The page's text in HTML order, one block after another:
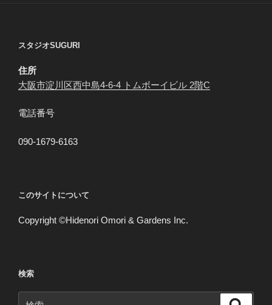
ジ
送
り
スタジオSUGURI
住所
大阪市淀川区西中島4-6-4 トムボーイビル 2階C
電話番号
090-1679-6163
このサイトについて
Copyright ©Hidenori Omori & Gardens Inc.
検索